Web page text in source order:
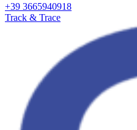
+39 3665940918
Track & Trace